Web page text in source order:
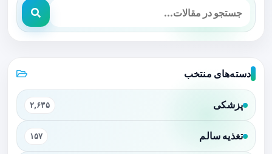
دسته‌های منتخب
پزشکی ۲,۶۳۵
تغذیه سالم ۱۵۷